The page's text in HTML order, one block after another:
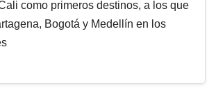
como primeros destinos, a los que
Bogotá y Medellín en los